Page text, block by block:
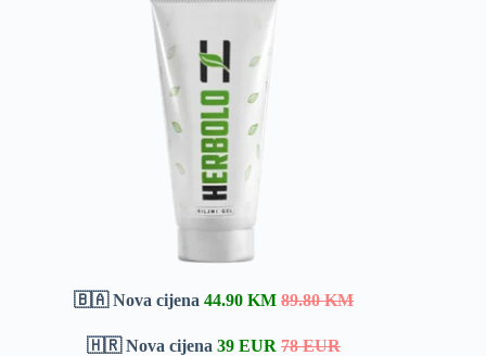
🇧🇦 Nova cijena44.90 KM 89.80 KM
🇭🇷 Nova cijena39 EUR 78 EUR